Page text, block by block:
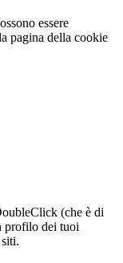
essere
pagina della cookie
(che è di
profilo dei tuoi